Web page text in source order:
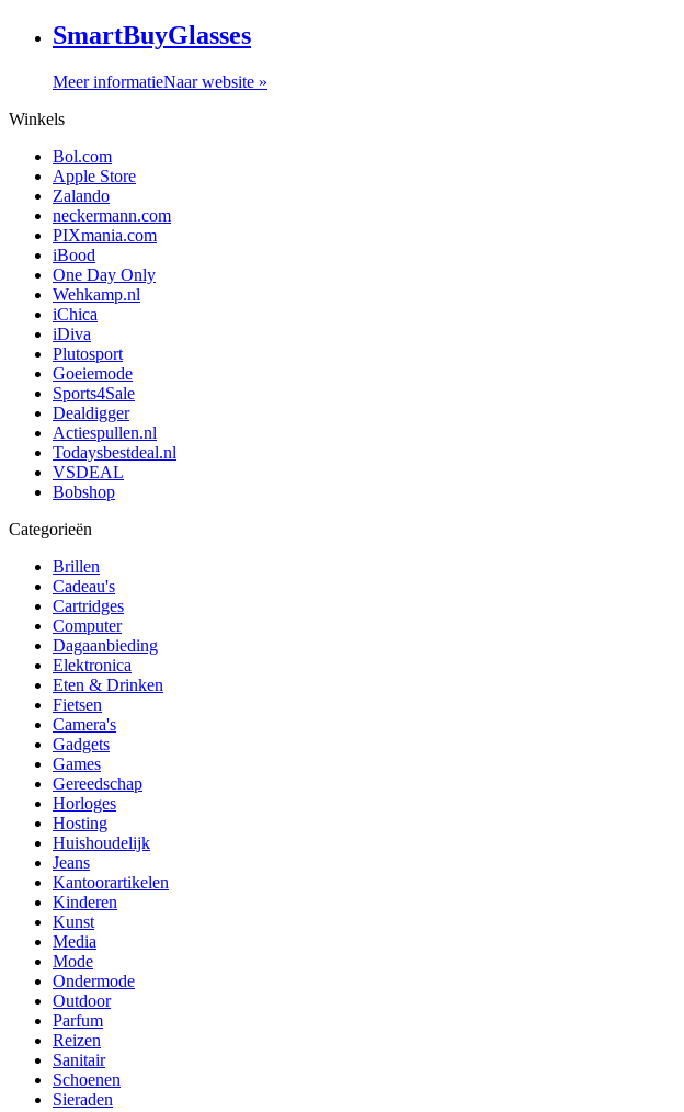
SmartBuyGlasses
Meer informatieNaar website »
Winkels
Bol.com
Apple Store
Zalando
neckermann.com
PIXmania.com
iBood
One Day Only
Wehkamp.nl
iChica
iDiva
Plutosport
Goeiemode
Sports4Sale
Dealdigger
Actiespullen.nl
Todaysbestdeal.nl
VSDEAL
Bobshop
Categorieën
Brillen
Cadeau's
Cartridges
Computer
Dagaanbieding
Elektronica
Eten & Drinken
Fietsen
Camera's
Gadgets
Games
Gereedschap
Horloges
Hosting
Huishoudelijk
Jeans
Kantoorartikelen
Kinderen
Kunst
Media
Mode
Ondermode
Outdoor
Parfum
Reizen
Sanitair
Schoenen
Sieraden